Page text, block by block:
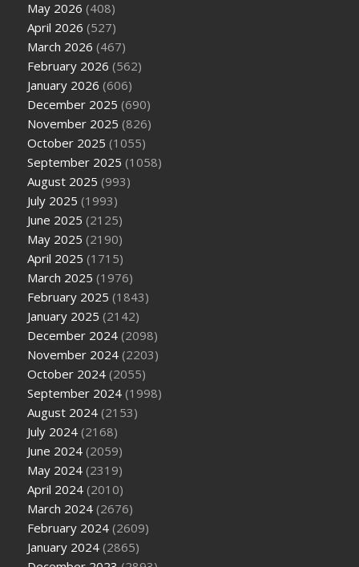
May 2026 (408)
April 2026 (527)
March 2026 (467)
February 2026 (562)
January 2026 (606)
December 2025 (690)
November 2025 (826)
October 2025 (1055)
September 2025 (1058)
August 2025 (993)
July 2025 (1993)
June 2025 (2125)
May 2025 (2190)
April 2025 (1715)
March 2025 (1976)
February 2025 (1843)
January 2025 (2142)
December 2024 (2098)
November 2024 (2203)
October 2024 (2055)
September 2024 (1998)
August 2024 (2153)
July 2024 (2168)
June 2024 (2059)
May 2024 (2319)
April 2024 (2010)
March 2024 (2676)
February 2024 (2609)
January 2024 (2865)